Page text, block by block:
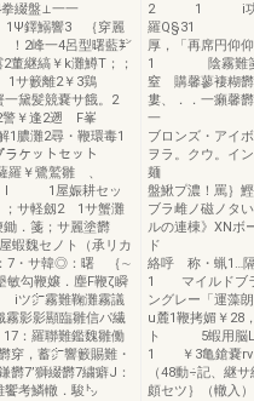
蓉4拳綴盤⊥一一
1Ψ鐸鰯響3 ｛穿麗
2峰一4呂型曙藍㌢
継縞￥k灘鱒T；；
サ籔離2￥3鶏
髪競嚢サ餓。2
￥逢2遡 F峯
膿灘2尋・鞭環毒1
ケットセット
￥鷺鷲雛 、
娠耕セッ
；サ軽劔2 1サ蟹灘
．箋；サ麗塗欝
蝦魏セノト（承リカ
7・サ韓◎：曙 ｛∼
勾鞭嬢．塵F鞭ζ瞬
霧難鞠灘霧議
顯臨雛信パ繊
聯難鑑魏雛働
穿，蓄㌻響籔賜難・
7’獅綴欝7繍癖J：
考鱗轍．駿㌧
2 1 i功波、
羅Q§31
厚，「再席円仰
1 陰霧難箋凸
窒 購馨蓼褄
婁、．．一癩
一 ボリ
ブロンズ・アイ
ヲラ。クウ。イ
麺
盤鰍プ濃！罵｝
ブラ雌ノ磁ノタ
ルの連棟》XNボ
ド
絡呼 称・蝋
1 マイルドブ
ングレー「運藻
u麓1鞭拷媚￥
ト 5蝦用脳L
1 ￥3亀鎗嚢rv
（48動÷記、継
頗セツ｝（轍入